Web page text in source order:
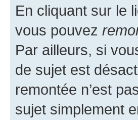
En cliquant sur le
vous pouvez
Par ailleurs, si
de sujet est
remontée n’est
sujet simplement